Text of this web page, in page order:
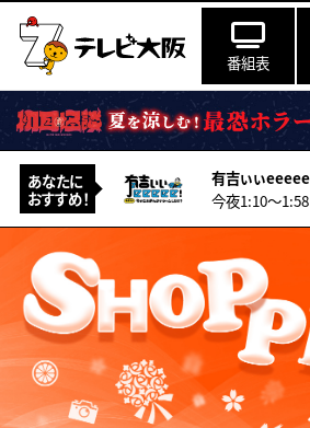
番組表
あなたに
おすすめ！
今夜1:10〜1:58